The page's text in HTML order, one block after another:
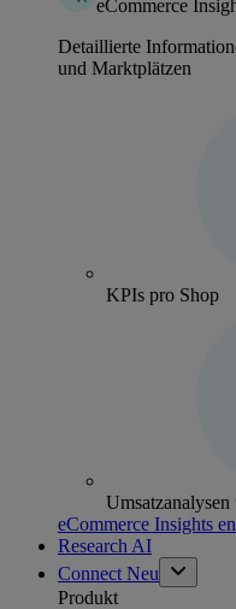
eCommerce
Detaillierte
und Marktplätzen
KPIs pro Shop
eCommerce Insights
Research AI
Connect Neu
Produkt